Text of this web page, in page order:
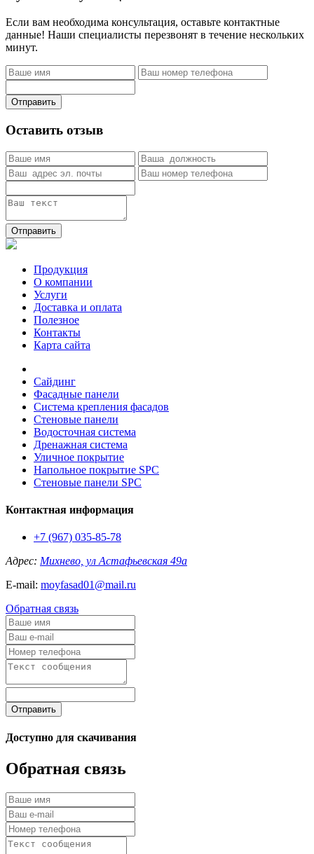
Если вам необходима консультация, оставьте контактные
данные! Наши специалисты перезвонят в течение нескольких
минут.
Отправить
Оставить отзыв
Отправить
Продукция
О компании
Услуги
Доставка и оплата
Полезное
Контакты
Карта сайта
Сайдинг
Фасадные панели
Система крепления фасадов
Стеновые панели
Водосточная система
Дренажная система
Уличное покрытие
Напольное покрытие SPC
Стеновые панели SPC
Контактная информация
+7 (967) 035-85-78
Адрес: Михнево, ул Астафьевская 49а
E-mail: moyfasad01@mail.ru
Обратная связь
Отправить
Доступно для скачивания
Обратная связь